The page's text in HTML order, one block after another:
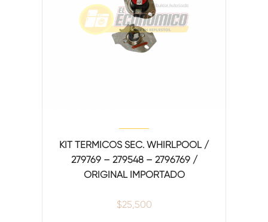
KIT TERMICOS SEC. WHIRLPOOL /
279769 – 279548 – 2796769 /
ORIGINAL IMPORTADO
$25,500